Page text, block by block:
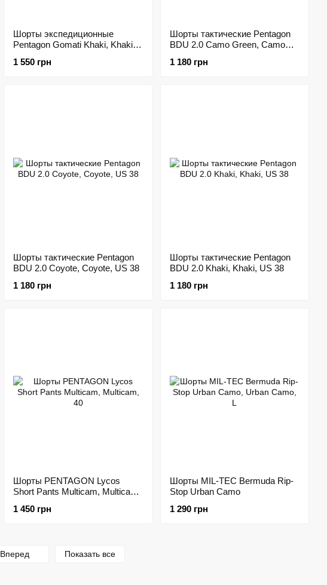
Шорты экспедиционные
Pentagon Gomati Khaki, Khaki,
1 550 грн
Шорты тактические Pentagon
BDU 2.0 Camo Green, Camo
1 180 грн
Шорты тактические Pentagon
BDU 2.0 Coyote, Coyote, US 38
1 180 грн
Шорты тактические Pentagon
BDU 2.0 Khaki, Khaki, US 38
1 180 грн
Шорты PENTAGON Lycos
Short Pants Multicam, Multicam,
1 450 грн
Шорты MIL-TEC Bermuda Rip-
Stop Urban Camo
1 290 грн
Вперед Показать все